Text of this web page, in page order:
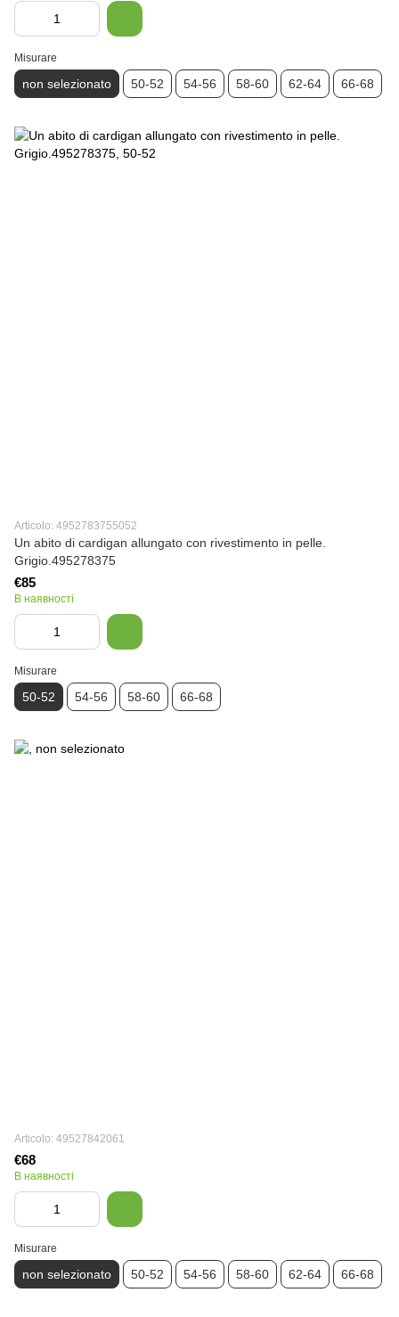
Misurare
non selezionato 50-52 54-56 58-60 62-64 66-68
Articolo: 4952783755052
Un abito di cardigan allungato con rivestimento in pelle.
Grigio.495278375
€85
В наявності
Misurare
50-52 54-56 58-60 66-68
Articolo: 49527842061
€68
В наявності
Misurare
non selezionato 50-52 54-56 58-60 62-64 66-68